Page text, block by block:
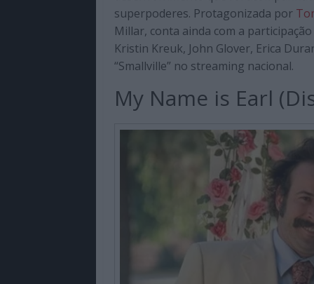
superpoderes. Protagonizada por
Millar, conta ainda com a
Kristin Kreuk, John Glover, Erica
“Smallville” no streaming nacional.
My Name is Earl